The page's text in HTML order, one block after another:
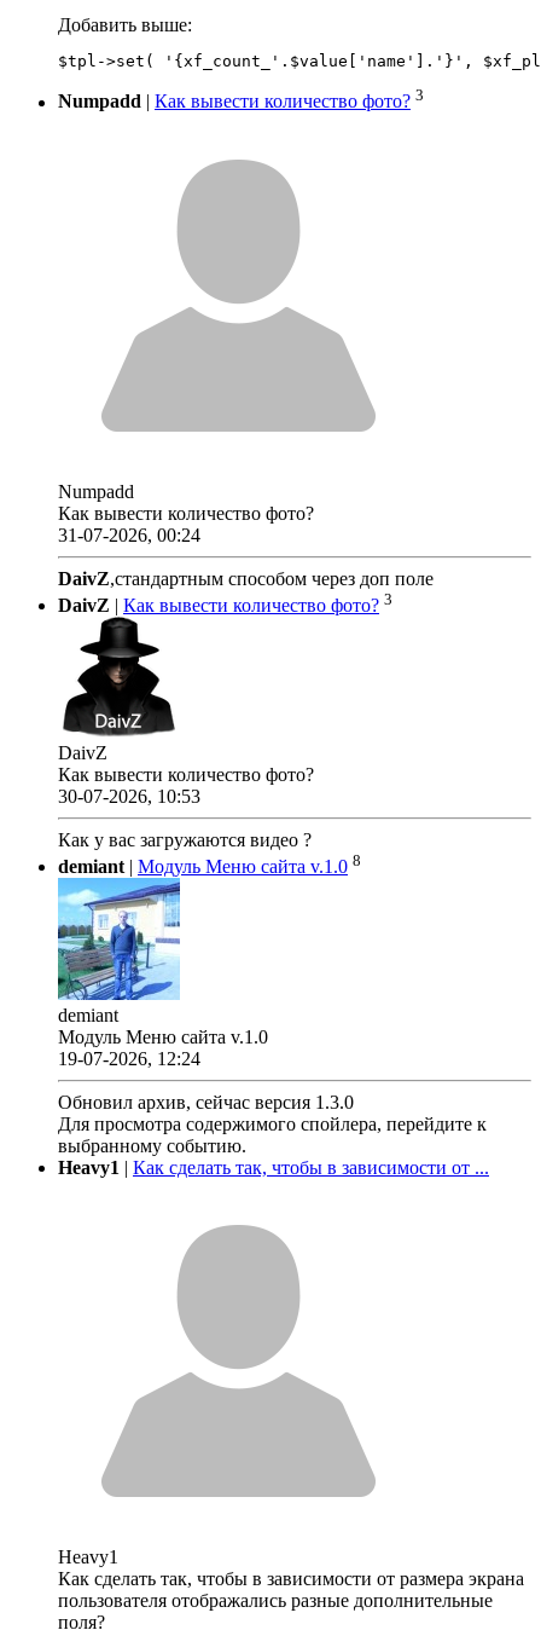
Добавить выше:
Numpadd Как вывести количество фото? 3
Numpadd
Как вывести количество фото?
31-07-2026, 00:24
DaivZ,стандартным способом через доп поле
DaivZ | Как вывести количество фото? 3
DaivZ
Как вывести количество фото?
30-07-2026, 10:53
Как у вас загружаются видео ?
demiant | Модуль Меню сайта v.1.0 8
demiant
Модуль Меню сайта v.1.0
19-07-2026, 12:24
Обновил архив, сейчас версия 1.3.0
Для просмотра содержимого спойлера, перейдите к
выбранному событию.
Heavy1 | Как сделать так, чтобы в зависимости от ...
Heavy1
Как сделать так, чтобы в зависимости от размера экрана
пользователя отображались разные дополнительные
поля?